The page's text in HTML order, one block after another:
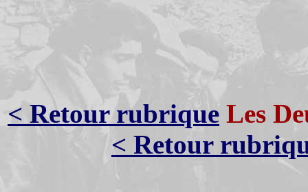
< Retour rubrique Les
< Retour